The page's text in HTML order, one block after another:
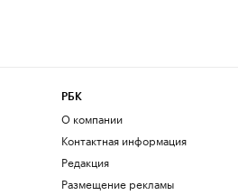
РБК
О компании
Контактная информация
Редакция
Размещение рекламы